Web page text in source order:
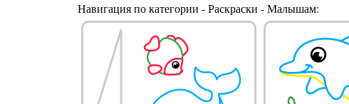
Навигация по категории - Раскраски - Малышам: